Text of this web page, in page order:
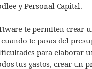
y Personal Capital.
te permiten crear
te pasas del
para elaborar
tus gastos, crear un